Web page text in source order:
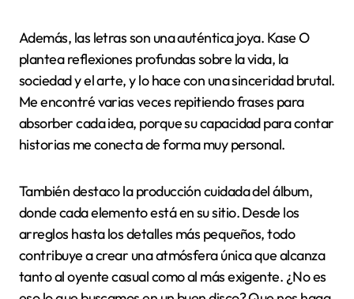
Lo que más me impresionó del álbum de Kase O fue
su versatilidad musical. Combina beats clásicos con
sonidos más modernos, lo que hace que cada canción
tenga su propia identidad sin perder coherencia. ¿No
te ha pasado que escuchas un disco y sientes que te
lleva por diferentes paisajes sonoros? Eso es justo lo
Además, las letras son una auténtica joya. Kase O
plantea reflexiones profundas sobre la vida, la
sociedad y el arte, y lo hace con una sinceridad brutal.
Me encontré varias veces repitiendo frases para
absorber cada idea, porque su capacidad para contar